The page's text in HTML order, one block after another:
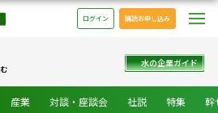
日本下水道新聞 電子版
ログイン 購読お申し込み
水の企業ガイド
産業 対談・座談会 社説 特集 幹